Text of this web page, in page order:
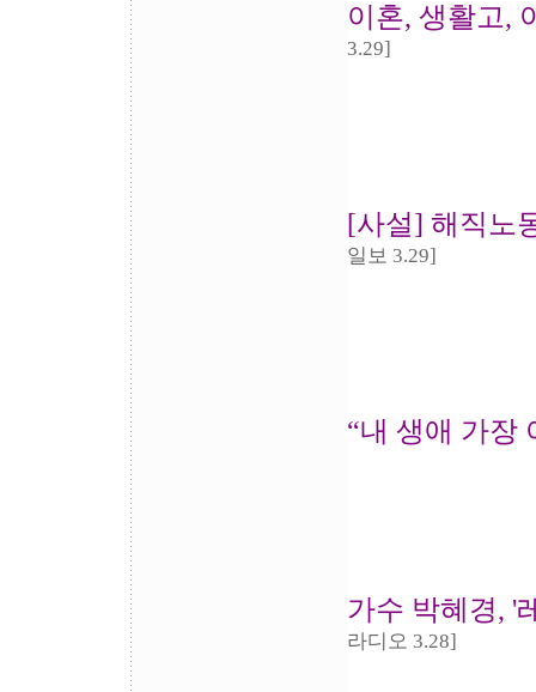
이혼, 생활고,
3.29]
[사설] 해직노
일보 3.29]
“내 생애 가장
가수 박혜경, '
라디오 3.28]